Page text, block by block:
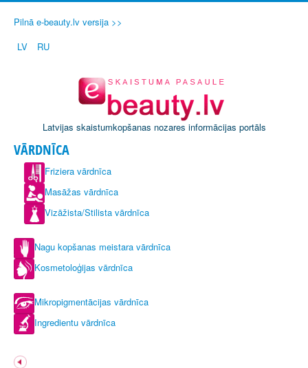
Pilnā e-beauty.lv versija >>
LV
RU
Latvijas skaistumkopšanas nozares informācijas portāls
VĀRDNĪCA
Friziera vārdnīca
Masāžas vārdnīca
Vizāžista/Stilista vārdnīca
Nagu kopšanas meistara vārdnīca
Kosmetoloģijas vārdnīca
Mikropigmentācijas vārdnīca
Ingredientu vārdnīca